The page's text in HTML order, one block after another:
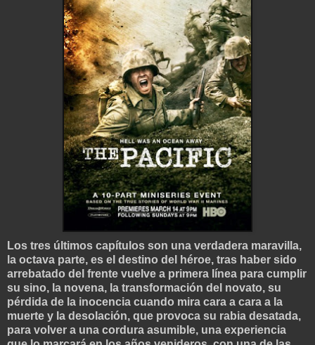
Los tres últimos capítulos son una verdadera maravilla,
la octava parte, es el destino del héroe, tras haber sido
arrebatado del frente vuelve a primera línea para cumplir
su sino, la novena, la transformación del novato, su
pérdida de la inocencia cuando mira cara a cara a la
muerte y la desolación, que provoca su rabia desatada,
para volver a una cordura asumible, una experiencia